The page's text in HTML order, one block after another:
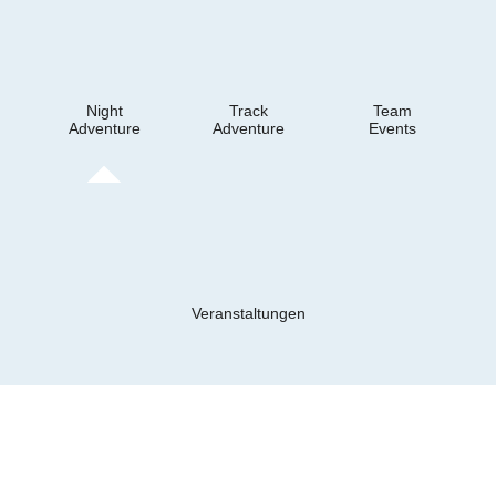
Night
Adventure
Track
Adventure
Team
Events
Veranstaltungen